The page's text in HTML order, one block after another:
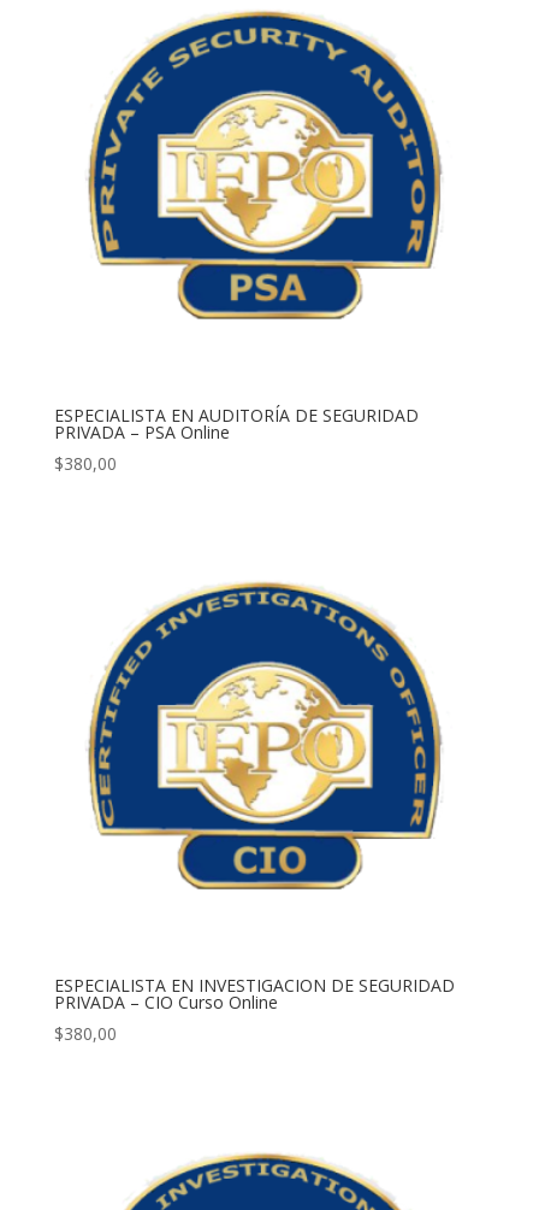
ESPECIALISTA EN AUDITORÍA DE SEGURIDAD
PRIVADA – PSA Online
$380,00
ESPECIALISTA EN INVESTIGACION DE SEGURIDAD
PRIVADA – CIO Curso Online
$380,00